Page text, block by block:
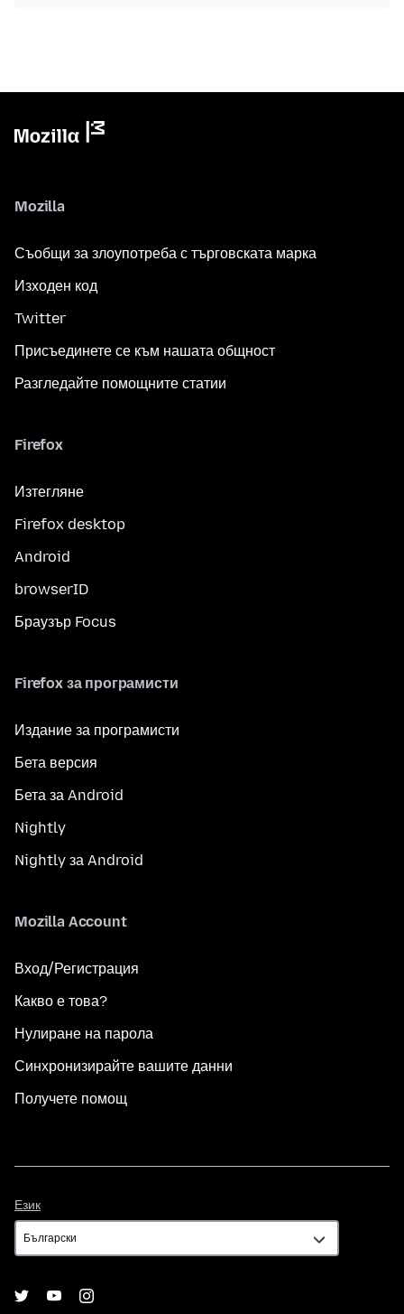
Mozilla
Съобщи за злоупотреба с търговската марка
Изходен код
Twitter
Присъединете се към нашата общност
Разгледайте помощните статии
Firefox
Изтегляне
Firefox desktop
Android
browserID
Браузър Focus
Firefox за програмисти
Издание за програмисти
Бета версия
Бета за Android
Nightly
Nightly за Android
Mozilla Account
Вход/Регистрация
Какво е това?
Нулиране на парола
Синхронизирайте вашите данни
Получете помощ
Език